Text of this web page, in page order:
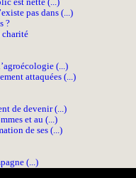
est nette (...)
pas dans (...)
?
charité
(...)
attaquées (...)
de devenir (...)
et au (...)
de ses (...)
(...)